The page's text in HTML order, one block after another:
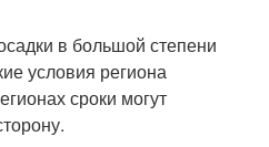
в большой степени
условия региона
сроки могут